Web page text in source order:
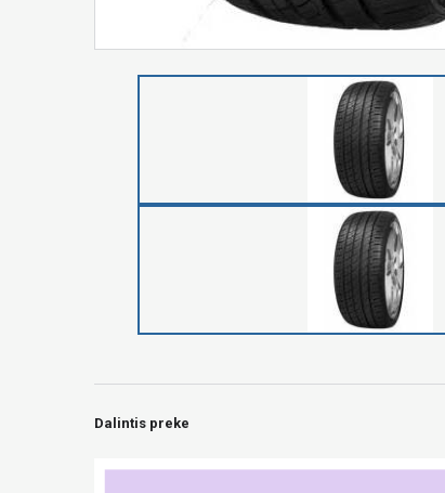
Dalintis preke